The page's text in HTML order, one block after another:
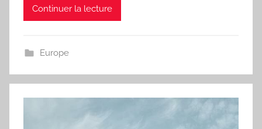
Continuer la lecture
Europe